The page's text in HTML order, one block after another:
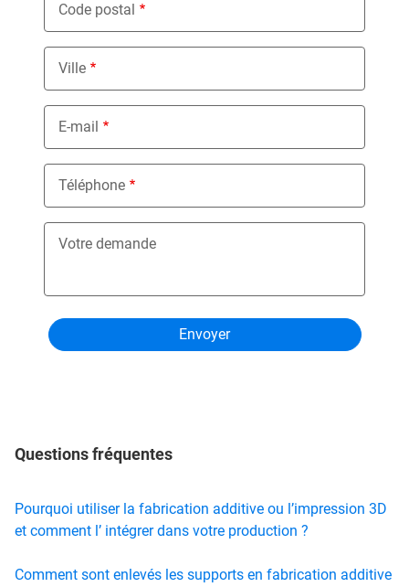
Code postal
Ville
E-mail
Téléphone
Votre demande
Questions fréquentes
Pourquoi utiliser la fabrication additive ou l’impression 3D
et comment l’ intégrer dans votre production ?
Comment sont enlevés les supports en fabrication additive